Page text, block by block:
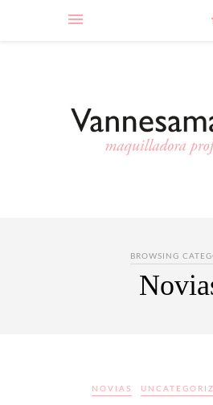
BROWSING
NOVIAS